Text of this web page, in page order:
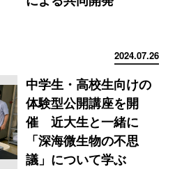
2024.07.26
中学生・高校生向けの
体験型公開講座を開
催 近大生と一緒に
「深海微生物の不思
議」について学ぶ